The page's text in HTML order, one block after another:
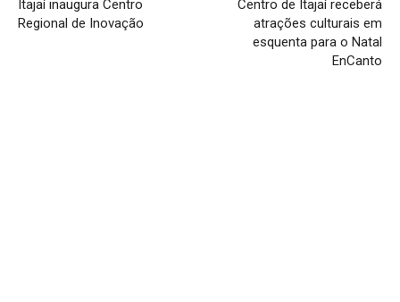
Itajaí inaugura Centro
Regional de Inovação
Centro de Itajaí receberá
atrações culturais em
esquenta para o Natal
EnCanto